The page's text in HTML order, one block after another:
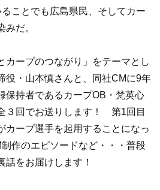
ことでも広島県民、そしてカー
だ。
ープのつながり」をテーマとし
役・山本慎さんと、同社CMに9年
保持者であるカープOB・梵英心
３回でお送りします！ 第1回目
カープ選手を起用することになっ
作のエピソードなど・・・普段
話をお届けします！